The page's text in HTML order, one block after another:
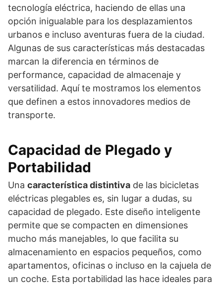
tecnología eléctrica, haciendo de ellas una
opción inigualable para los desplazamientos
urbanos e incluso aventuras fuera de la ciudad.
Algunas de sus características más destacadas
marcan la diferencia en términos de
performance, capacidad de almacenaje y
versatilidad. Aquí te mostramos los elementos
que definen a estos innovadores medios de
transporte.
Capacidad de Plegado y
Portabilidad
Una característica distintiva de las bicicletas
eléctricas plegables es, sin lugar a dudas, su
capacidad de plegado. Este diseño inteligente
permite que se compacten en dimensiones
mucho más manejables, lo que facilita su
almacenamiento en espacios pequeños, como
apartamentos, oficinas o incluso en la cajuela de
un coche. Esta portabilidad las hace ideales para